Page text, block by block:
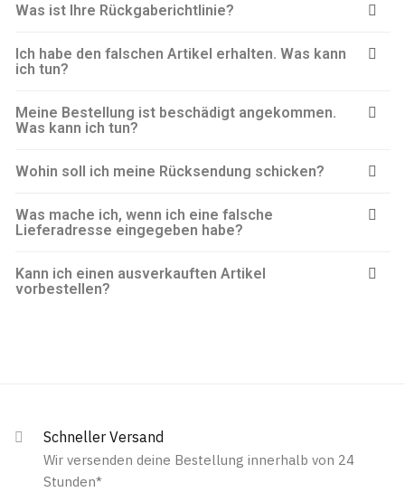
Was ist Ihre Rückgaberichtlinie?
Ich habe den falschen Artikel erhalten. Was kann
ich tun?
Meine Bestellung ist beschädigt angekommen.
Was kann ich tun?
Wohin soll ich meine Rücksendung schicken?
Was mache ich, wenn ich eine falsche
Lieferadresse eingegeben habe?
Kann ich einen ausverkauften Artikel
vorbestellen?
Schneller Versand
Wir versenden deine Bestellung innerhalb von 24
Stunden*